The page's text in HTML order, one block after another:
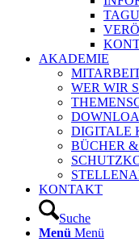
AKADEMIE
WER WIR
DIGITALE
BÜCHER
KONTAKT
Suche
Menü Menü